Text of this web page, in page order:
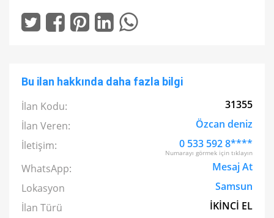
Bu ilan hakkında daha fazla bilgi
İlan Kodu:
31355
İlan Veren:
Özcan deniz
İletişim:
0 533 592 8****
Numarayı görmek için tıklayın
WhatsApp:
Mesaj At
Lokasyon
Samsun
İlan Türü
İKİNCİ EL